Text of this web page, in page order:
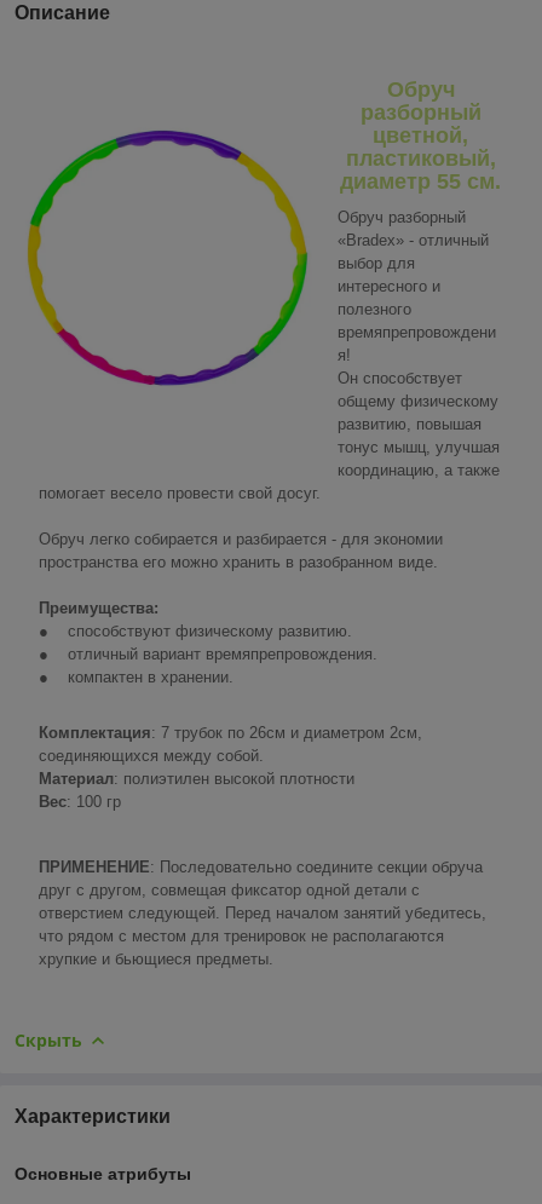
Описание
Обруч
разборный
цветной,
пластиковый,
диаметр 55 см.
Обруч разборный
«Bradex» - отличный
выбор для
интересного и
полезного
времяпрепровождени
я!
Он способствует
общему физическому
развитию, повышая
тонус мышц, улучшая
координацию, а также
помогает весело провести свой досуг.
Обруч легко собирается и разбирается - для экономии
пространства его можно хранить в разобранном виде.
Преимущества:
● способствуют физическому развитию.
● отличный вариант времяпрепровождения.
● компактен в хранении.
Комплектация: 7 трубок по 26см и диаметром 2cм,
соединяющихся между собой.
Материал: полиэтилен высокой плотности
Вес: 100 гр
ПРИМЕНЕНИЕ: Последовательно соедините секции обруча
друг с другом, совмещая фиксатор одной детали с
отверстием следующей. Перед началом занятий убедитесь,
что рядом с местом для тренировок не располагаются
хрупкие и бьющиеся предметы.
Скрыть
Характеристики
Основные атрибуты